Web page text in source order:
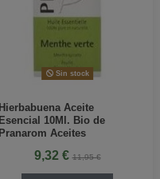
Sin stock
Hierbabuena Aceite
Esencial 10Ml. Bio de
Pranarom Aceites
9,32 €11,95 €